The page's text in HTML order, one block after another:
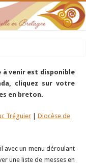
à venir est disponible
cliquez sur votre
en breton.
Tréguier| Diocèse de
avec un menu déroulant
une liste de messes en